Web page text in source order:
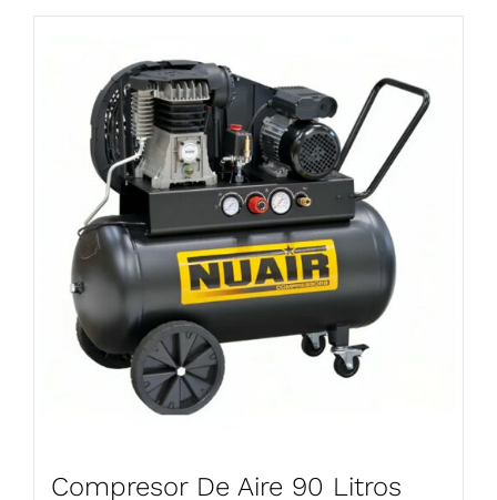
Compresor De Aire 90 Litros